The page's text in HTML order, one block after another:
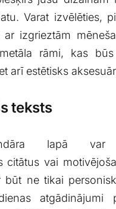
Varat izvēlēties,
ar izgrieztām‌
⁤rāmi, kas
⁢arī estētisks
teksts
lapā var
citātus vai
būt ⁤ne tikai
atgādinājumi